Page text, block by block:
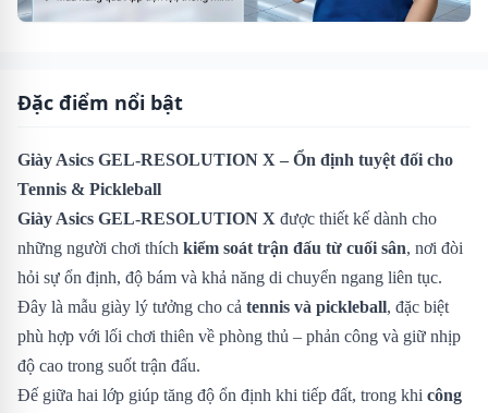
Đặc điểm nổi bật
Giày Asics GEL-RESOLUTION X – Ổn định tuyệt đối cho
Tennis & Pickleball
Giày Asics GEL-RESOLUTION X được thiết kế dành cho
những người chơi thích kiểm soát trận đấu từ cuối sân, nơi đòi
hỏi sự ổn định, độ bám và khả năng di chuyển ngang liên tục.
Đây là mẫu giày lý tưởng cho cả tennis và pickleball, đặc biệt
phù hợp với lối chơi thiên về phòng thủ – phản công và giữ nhịp
độ cao trong suốt trận đấu.
Đế giữa hai lớp giúp tăng độ ổn định khi tiếp đất, trong khi công